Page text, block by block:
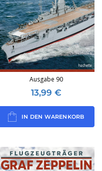
Ausgabe 90
13,99 €
IN DEN WARENKORB